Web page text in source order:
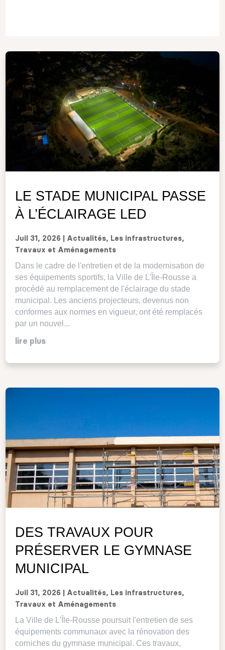
LE STADE MUNICIPAL PASSE
À L’ÉCLAIRAGE LED
Juil 31, 2026 Actualités, Les infrastructures,
Travaux et Aménagements
Dans le cadre de l'entretien et de la modernisation de
ses équipements sportifs, la Ville de L'Île-Rousse a
procédé au remplacement de l'éclairage du stade
municipal. Les anciens projecteurs, devenus non
conformes aux normes en vigueur, ont été remplacés
par un nouvel...
lire plus
DES TRAVAUX POUR
PRÉSERVER LE GYMNASE
MUNICIPAL
Juil 31, 2026 Actualités, Les infrastructures,
Travaux et Aménagements
La Ville de L'Île-Rousse poursuit l'entretien de ses
équipements communaux avec la rénovation des
corniches du gymnase municipal. Ces travaux,